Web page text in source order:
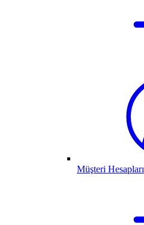
Müşteri Hesapları